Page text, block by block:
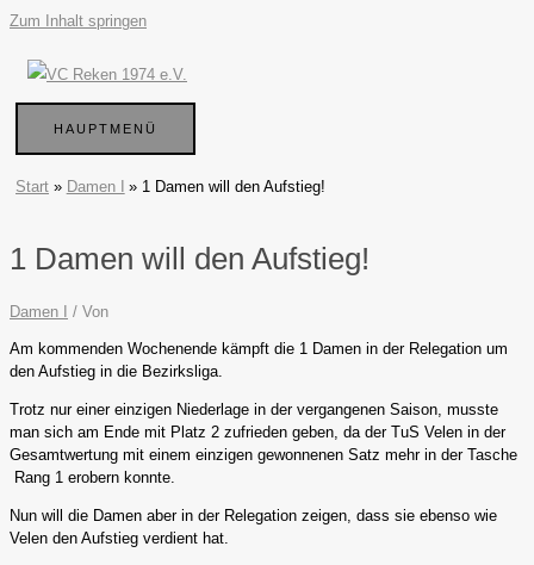
Zum Inhalt springen
HAUPTMENÜ
Start Damen I 1 Damen will den Aufstieg!
1 Damen will den Aufstieg!
Damen I / Von
Am kommenden Wochenende kämpft die 1 Damen in der Relegation um
den Aufstieg in die Bezirksliga.
Trotz nur einer einzigen Niederlage in der vergangenen Saison, musste
man sich am Ende mit Platz 2 zufrieden geben, da der TuS Velen in der
Gesamtwertung mit einem einzigen gewonnenen Satz mehr in der Tasche
Rang 1 erobern konnte.
Nun will die Damen aber in der Relegation zeigen, dass sie ebenso wie
Velen den Aufstieg verdient hat.